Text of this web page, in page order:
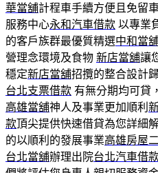
華當舖計程車手續方便且免留
服務中心永和汽車借款 以專業
的客戶族群最優質精選中和當
營理念環境及食物 新店當舖讓
穩定新店當舖招攬的整合設計
台北支票借款 有無分期均可貸，
高雄當舖神人及事業更加順利
款頂尖提供快速借貸為您詳細
的以順利的發展事業高雄房屋
台北當舖辦理出院台北汽車借